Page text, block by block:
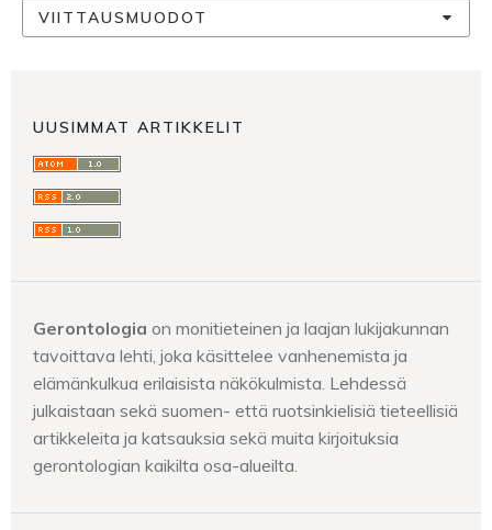
VIITTAUSMUODOT
UUSIMMAT ARTIKKELIT
Gerontologia on monitieteinen ja laajan lukijakunnan
tavoittava lehti, joka käsittelee vanhenemista ja
elämänkulkua erilaisista näkökulmista. Lehdessä
julkaistaan sekä suomen- että ruotsinkielisiä tieteellisiä
artikkeleita ja katsauksia sekä muita kirjoituksia
gerontologian kaikilta osa-alueilta.